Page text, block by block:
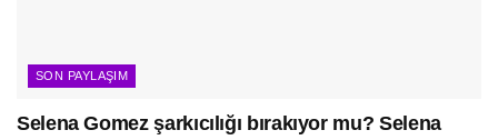
SON PAYLAŞIM
Selena Gomez şarkıcılığı bırakıyor mu? Selena